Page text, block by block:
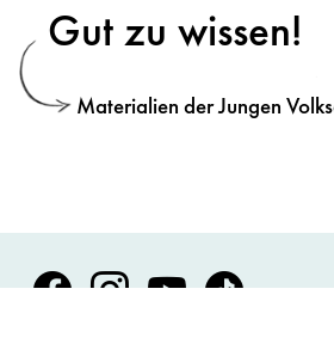
Gut zu wissen!
Materialien der Jungen
Volksoper Facebook
Volksoper Instagram
Volksoper Youtube
Volksoper TikTok